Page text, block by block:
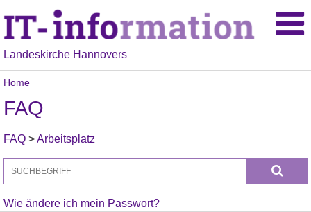
Landeskirche Hannovers
Home
FAQ
FAQ >Arbeitsplatz
Wie ändere ich mein Passwort?